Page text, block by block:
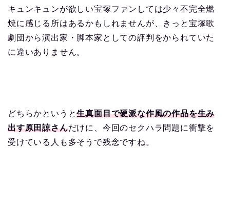
キュンキュンが欲しい宝塚ファンしては少々不完全燃
焼に感じる所はあるかもしれませんが、きっと宝塚歌
劇団から演出家・脚本家としての評判をかられていた
に違いありません。
どちらかというと生真面目で硬派な作風の作品を生み
出す原田諒さんだけに、今回のセクハラ問題に衝撃を
受けている人も多そうで残念ですね。